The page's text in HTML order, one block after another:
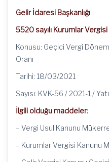
Gelir İdaresi Başkanlığı
5520 sayılı Kurumlar
Konusu: Geçici Vergi
Oranı
Tarihi: 18/03/2021
Sayısı: KVK-56 / 2021-1 /
İlgili olduğu maddeler:
– Vergi Usul Kanunu
– Kurumlar Vergisi Kanunu